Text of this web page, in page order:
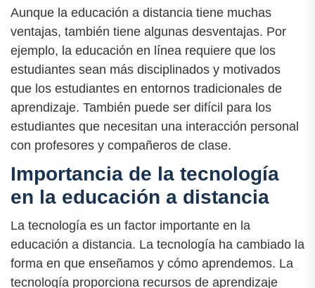
Aunque la educación a distancia tiene muchas
ventajas, también tiene algunas desventajas. Por
ejemplo, la educación en línea requiere que los
estudiantes sean más disciplinados y motivados
que los estudiantes en entornos tradicionales de
aprendizaje. También puede ser difícil para los
estudiantes que necesitan una interacción personal
con profesores y compañeros de clase.
Importancia de la tecnología
en la educación a distancia
La tecnología es un factor importante en la
educación a distancia. La tecnología ha cambiado la
forma en que enseñamos y cómo aprendemos. La
tecnología proporciona recursos de aprendizaje